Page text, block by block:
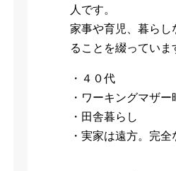
人です。
家事や育児、暮らし
ることを綴っていま
・４０代
・ワーキングマザー
・田舎暮らし
・実家は遠方。完